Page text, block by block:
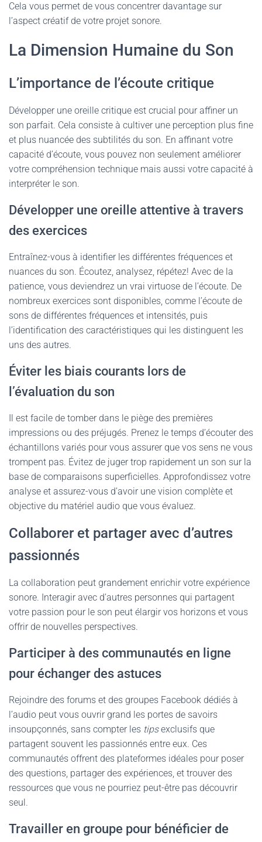
Cela vous permet de vous concentrer davantage sur
l’aspect créatif de votre projet sonore.
La Dimension Humaine du Son
L’importance de l’écoute critique
Développer une oreille critique est crucial pour affiner un
son parfait. Cela consiste à cultiver une perception plus fine
et plus nuancée des subtilités du son. En affinant votre
capacité d’écoute, vous pouvez non seulement améliorer
votre compréhension technique mais aussi votre capacité à
interpréter le son.
Développer une oreille attentive à travers
des exercices
Entraînez-vous à identifier les différentes fréquences et
nuances du son. Écoutez, analysez, répétez! Avec de la
patience, vous deviendrez un vrai virtuose de l’écoute. De
nombreux exercices sont disponibles, comme l’écoute de
sons de différentes fréquences et intensités, puis
l’identification des caractéristiques qui les distinguent les
uns des autres.
Éviter les biais courants lors de
l’évaluation du son
Il est facile de tomber dans le piège des premières
impressions ou des préjugés. Prenez le temps d’écouter des
échantillons variés pour vous assurer que vos sens ne vous
trompent pas. Évitez de juger trop rapidement un son sur la
base de comparaisons superficielles. Approfondissez votre
analyse et assurez-vous d’avoir une vision complète et
objective du matériel audio que vous évaluez.
Collaborer et partager avec d’autres
passionnés
La collaboration peut grandement enrichir votre expérience
sonore. Interagir avec d’autres personnes qui partagent
votre passion pour le son peut élargir vos horizons et vous
offrir de nouvelles perspectives.
Participer à des communautés en ligne
pour échanger des astuces
Rejoindre des forums et des groupes Facebook dédiés à
l’audio peut vous ouvrir grand les portes de savoirs
insoupçonnés, sans compter les tipsexclusifs que
partagent souvent les passionnés entre eux. Ces
communautés offrent des plateformes idéales pour poser
des questions, partager des expériences, et trouver des
ressources que vous ne pourriez peut-être pas découvrir
seul.
Travailler en groupe pour bénéficier de